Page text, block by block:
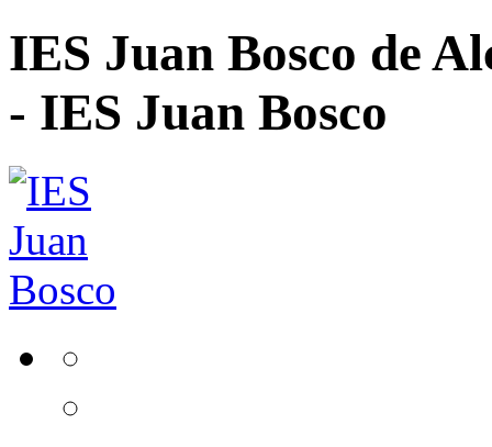
IES Juan Bosco de
- IES Juan Bosco